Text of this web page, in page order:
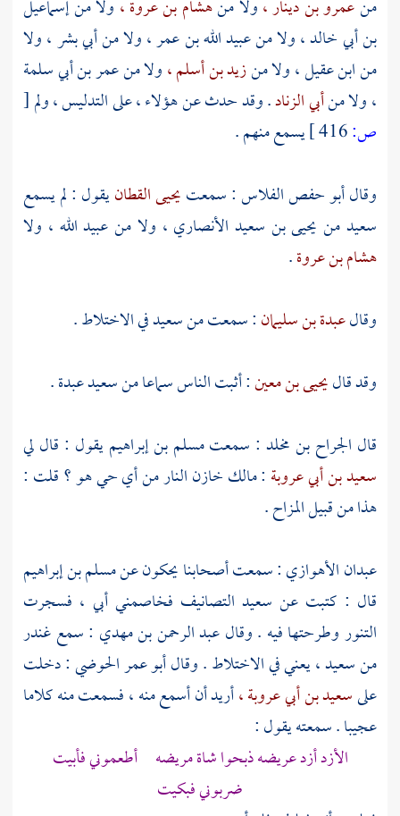
منعمرو بن دينار ،ولا منهشام بن عروة ، ولا منإسماعيل
بن أبي خالد ،ولا منعبيد الله بن عمر ،ولا منأبي بشر ،ولا
منابن عقيل ،ولا منزيد بن أسلم ،ولا منعمر بن أبي سلمة
،ولا منأبي الزناد. وقد حدث عن هؤلاء ، على التدليس ، ولم[
ص:
يسمع منهم .
وقالأبو حفص الفلاس: سمعتيحيى القطانيقول : لم يسمع
سعيد من يحيى بن سعيد الأنصاري ، ولا منعبيد الله ، ولا
هشام بن عروة.
وقالعبدة بن سليمان: سمعت منسعيدفي الاختلاط .
وقد قاليحيى بن معين: أثبت الناس سماعا منسعيدعبدة.
قال الجراح بن مخلد : سمعتمسلم بن إبراهيميقول : قال لي
سعيد بن أبي عروبة :مالكخازن النار من أي حي هو ؟ قلت :
هذا من قبيل المزاح .
عبدان الأهوازي: سمعت أصحابنا يحكون عنمسلم بن إبراهيم
قال : كتبت عن سعيد التصانيف فخاصمني أبي ، فسجرت
التنور وطرحتها فيه . وقالعبد الرحمن بن مهدي : سمعغندر
منسعيد، يعني في الاختلاط . وقالأبو عمر الحوضي: دخلت
علىسعيد بن أبي عروبة ،أريد أن أسمع منه ، فسمعت منه كلاما
عجيبا . سمعته يقول :
الأزد أزد عريضه ذبحوا شاة مريضه أطعموني فأبيت
ضربوني فبكيت